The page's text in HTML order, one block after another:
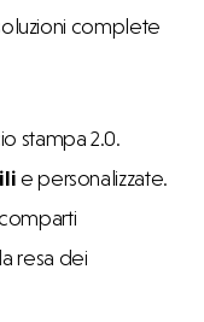
complete
stampa 2.0.
e personalizzate.
resa dei